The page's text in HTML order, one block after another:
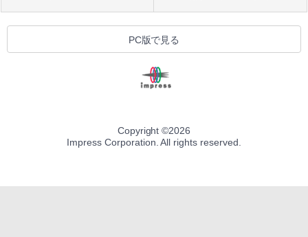
PC版で見る
Copyright ©2026
Impress Corporation. All rights reserved.